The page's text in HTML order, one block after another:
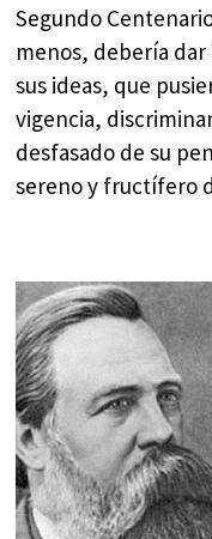
Segundo
menos, debería
sus ideas, que
vigencia,
desfasado de su
sereno y fructífero